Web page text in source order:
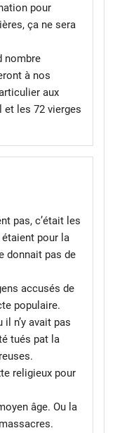
pour
ça ne sera
nombre
à nos
aux
les 72 vierges
pas, c’était les
pour la
donnait pas de
accusés de
populaire.
n’y avait pas
tués pat la
religieux pour
âge. Ou la